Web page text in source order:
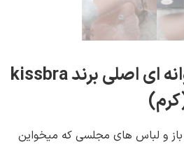
سوتین چسبی پروانه ای اصلی برند kissbra
های مجلسی که میخواین